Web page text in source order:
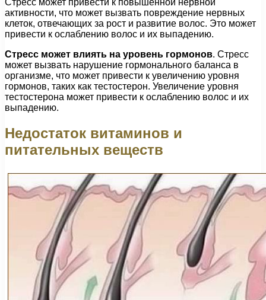
активности, что может вызвать повреждение нервных
клеток, отвечающих за рост и развитие волос. Это может
привести к ослаблению волос и их выпадению.
Стресс может влиять на уровень гормонов. Стресс
может вызвать нарушение гормонального баланса в
организме, что может привести к увеличению уровня
гормонов, таких как тестостерон. Увеличение уровня
тестостерона может привести к ослаблению волос и их
выпадению.
Недостаток витаминов и
питательных веществ